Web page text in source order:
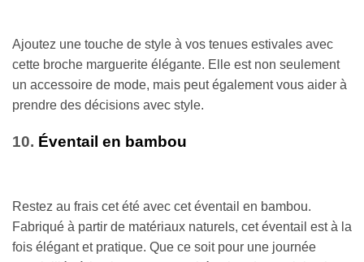
Ajoutez une touche de style à vos tenues estivales avec
cette broche marguerite élégante. Elle est non seulement
un accessoire de mode, mais peut également vous aider à
prendre des décisions avec style.
10. Éventail en bambou
Restez au frais cet été avec cet éventail en bambou.
Fabriqué à partir de matériaux naturels, cet éventail est à la
fois élégant et pratique. Que ce soit pour une journée